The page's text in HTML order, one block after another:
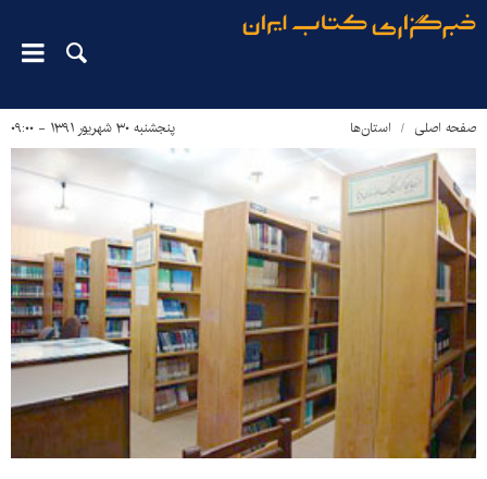
صفحه اصلی استان‌ها پنجشنبه ۳۰ شهریور ۱۳۹۱ - ۰۹:۰۰